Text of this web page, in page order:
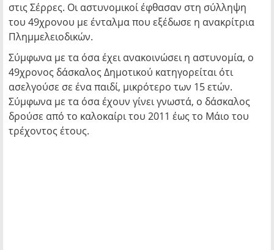
στις Σέρρες. Οι αστυνομικοί έφθασαν στη σύλληψη
του 49χρονου με ένταλμα που εξέδωσε η ανακρίτρια
Πλημμελειοδικών.
Σύμφωνα με τα όσα έχει ανακοινώσει η αστυνομία, ο
49χρονος δάσκαλος Δημοτικού κατηγορείται ότι
ασελγούσε σε ένα παιδί, μικρότερο των 15 ετών.
Σύμφωνα με τα όσα έχουν γίνει γνωστά, ο δάσκαλος
δρούσε από το καλοκαίρι του 2011 έως το Μάιο του
τρέχοντος έτους.